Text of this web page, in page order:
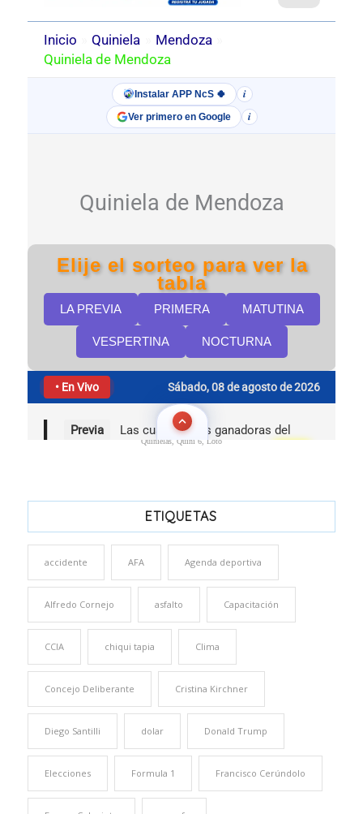
Quinielas, Quini 6, Loto
ETIQUETAS
accidente AFA Agenda deportiva
Alfredo Cornejo asfalto Capacitación
CCIA chiqui tapia Clima
Concejo Deliberante Cristina Kirchner
Diego Santilli dolar Donald Trump
Elecciones Formula 1 Francisco Cerúndolo